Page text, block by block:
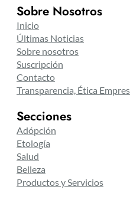
Sobre Nosotros
Inicio
Últimas Noticias
Sobre nosotros
Suscripción
Contacto
Transparencia, Ética
Secciones
Adópción
Etología
Salud
Belleza
Productos y Servicios